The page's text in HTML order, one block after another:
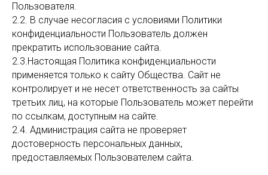
Пользователя.
2.2. В случае несогласия с условиями Политики
конфиденциальности Пользователь должен
прекратить использование сайта.
2.3.Настоящая Политика конфиденциальности
применяется только к сайту Общества. Сайт не
контролирует и не несет ответственность за сайты
третьих лиц, на которые Пользователь может перейти
по ссылкам, доступным на сайте.
2.4. Администрация сайта не проверяет
достоверность персональных данных,
предоставляемых Пользователем сайта.